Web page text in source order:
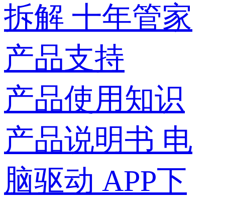
拆解 十年管家
产品支持
产品使用知识
产品说明书 电
脑驱动 APP下